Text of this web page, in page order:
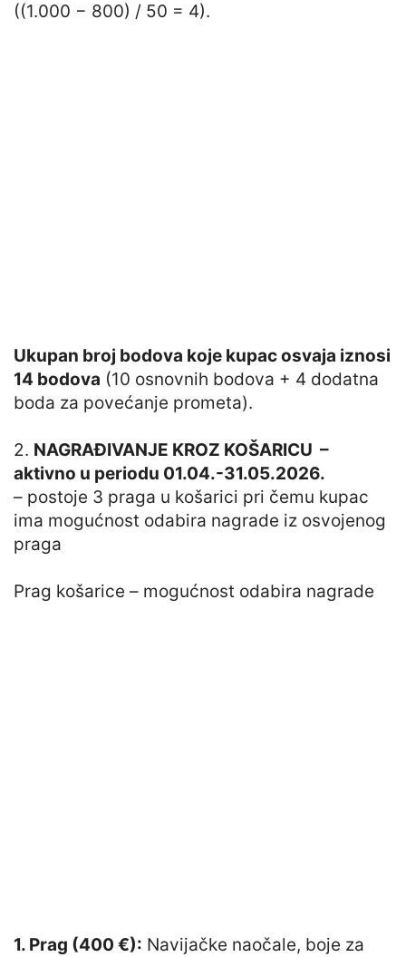
((1.000 − 800) / 50 = 4).
Ukupan broj bodova koje kupac osvaja iznosi
14 bodova (10 osnovnih bodova + 4 dodatna
boda za povećanje prometa).
2. NAGRAĐIVANJE KROZ KOŠARICU –
aktivno u periodu 01.04.-31.05.2026.
– postoje 3 praga u košarici pri čemu kupac
ima mogućnost odabira nagrade iz osvojenog
praga
Prag košarice – mogućnost odabira nagrade
1. Prag (400 €): Navijačke naočale, boje za